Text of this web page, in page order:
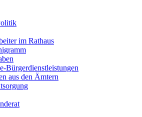
im Rathaus
Bürgerdienstleistungen
aus den Ämtern